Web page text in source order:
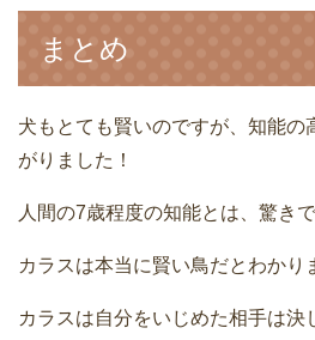
まとめ
犬もとても賢いのですが、知能の
がりました！
人間の7歳程度の知能とは、驚きで
カラスは本当に賢い鳥だとわかり
カラスは自分をいじめた相手は決